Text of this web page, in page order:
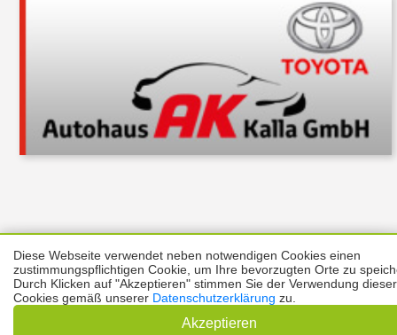
Über uns Thema melden ABO Unterstützung
Datenschutz
Impressum
Diese Webseite verwendet neben notwendigen Cookies einen
zustimmungspflichtigen Cookie, um Ihre bevorzugten Orte zu
Durch Klicken auf "Akzeptieren" stimmen Sie der Verwendung dieser
Cookies gemäß unserer Datenschutzerklärung zu.
Akzeptieren